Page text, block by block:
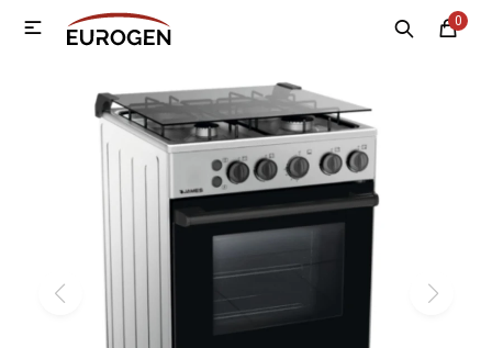
0
 MI CUENTA
Nosotros Contacto Sucursales
Climatización